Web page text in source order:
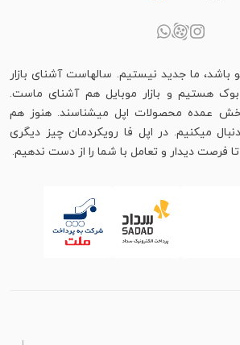
ما جدید نیستیم. سالهاست آشنای بازار
هستیم و بازار موبایل هم آشنای ماست.
عمده محصولات اپل میشناسند. هنوز هم
میکنیم. در اپل فا رویکردمان چیز دیگری
فرصت دیدار و تعامل با شما را از دست ندهیم.